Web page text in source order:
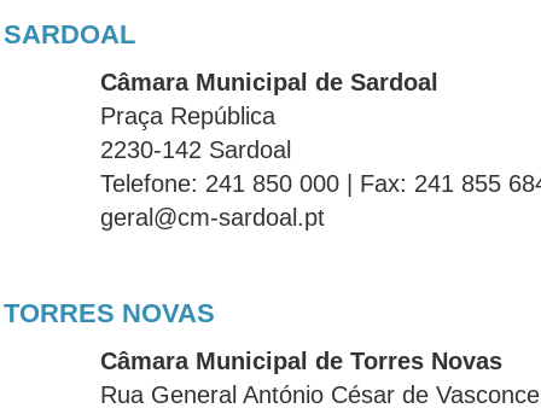
SARDOAL
Câmara Municipal de Sardoal
Praça República
2230-142 Sardoal
Telefone: 241 850 000 | Fax: 241 855
geral@cm-sardoal.pt
TORRES NOVAS
Câmara Municipal de Torres Novas
Rua General António César de